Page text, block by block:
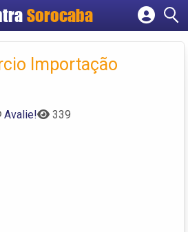
Sorocaba
Cadastrar empresa
Criar conta
Importação
Avalie! 339